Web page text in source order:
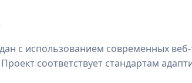
с использованием современных
соответствует стандартам